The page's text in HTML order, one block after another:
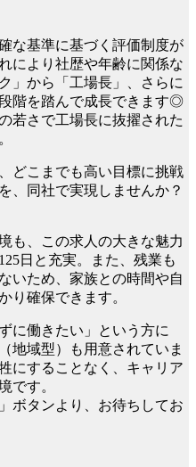
な基準に基づく評価制度が
により社歴や年齢に関係な
」から「工場長」、さらに
階を踏んで成長できます◎
若さで工場長に抜擢された
どこまでも高い目標に挑戦
、同社で実現しませんか？
も、この求人の大きな魅力
日と充実。また、残業も
いため、家族との時間や自
り確保できます。
に働きたい」という方に
地域型）も用意されていま
にすることなく、キャリア
です。
ボタンより、お待ちしてお